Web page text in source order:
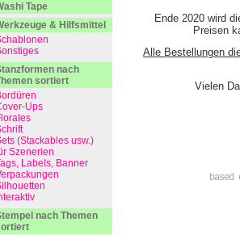
Ende 2020 wird
Preisen
Alle Bestellungen
Vielen
Tape
& Hilfsmittel
nach
sortiert
Ups
(Stackables usw.)
Szenerien
Labels, Banner
nach Themen